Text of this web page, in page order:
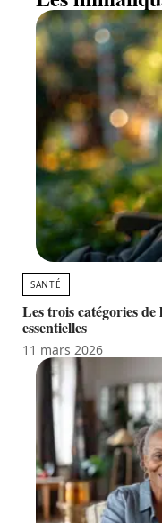
SANTÉ
Les trois catégories
essentielles
11 mars 2026